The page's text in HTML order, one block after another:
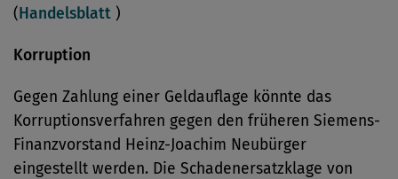
( Handelsblatt )
Korruption
Gegen Zahlung einer Geldauflage könnte das
Korruptionsverfahren gegen den früheren Siemens-
Finanzvorstand Heinz-Joachim Neubürger
eingestellt werden. Die Schadenersatzklage von